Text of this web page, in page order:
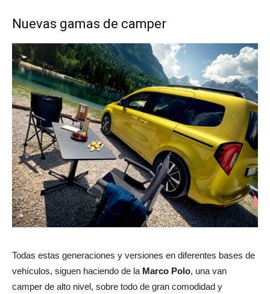
Nuevas gamas de camper
Todas estas generaciones y versiones en diferentes bases de
vehículos, siguen haciendo de la Marco Polo, una van
camper de alto nivel, sobre todo de gran comodidad y